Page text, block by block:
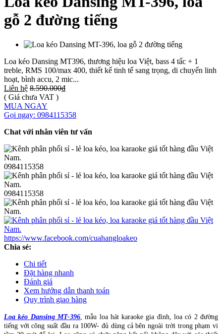
gỗ 2 đường tiếng
Loa kéo Dansing MT396, thương hiệu loa Việt, bass 4 tấc + 1
treble, RMS 100/max 400, thiết kế tinh tế sang trọng, di chuyển linh
hoạt, bình accu, 2 mic...
Liên hệ 8.590.000₫
( Giá chưa VAT )
MUA NGAY
Gọi ngay: 0984115358
Chat với nhân viên tư vấn
0984115358
0984115358
https://www.facebook.com/cuahangloakeo
Chia sẻ:
Chi tiết
Đặt hàng nhanh
Đánh giá
Xem hướng dẫn thanh toán
Quy trình giao hàng
Loa kéo Dansing MT-396, mẫu loa hát karaoke gia đình, loa có 2 đường
tiếng với công suất đầu ra 100W- đủ dùng cả bên ngoài trời trong phạm vi